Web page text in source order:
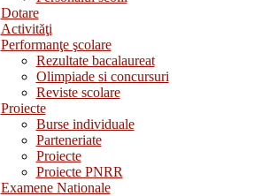
Dotare
Activităţi
Performanţe şcolare
Rezultate bacalaureat
Olimpiade si concursuri
Reviste scolare
Proiecte
Burse individuale
Parteneriate
Proiecte
Proiecte PNRR
Examene Nationale